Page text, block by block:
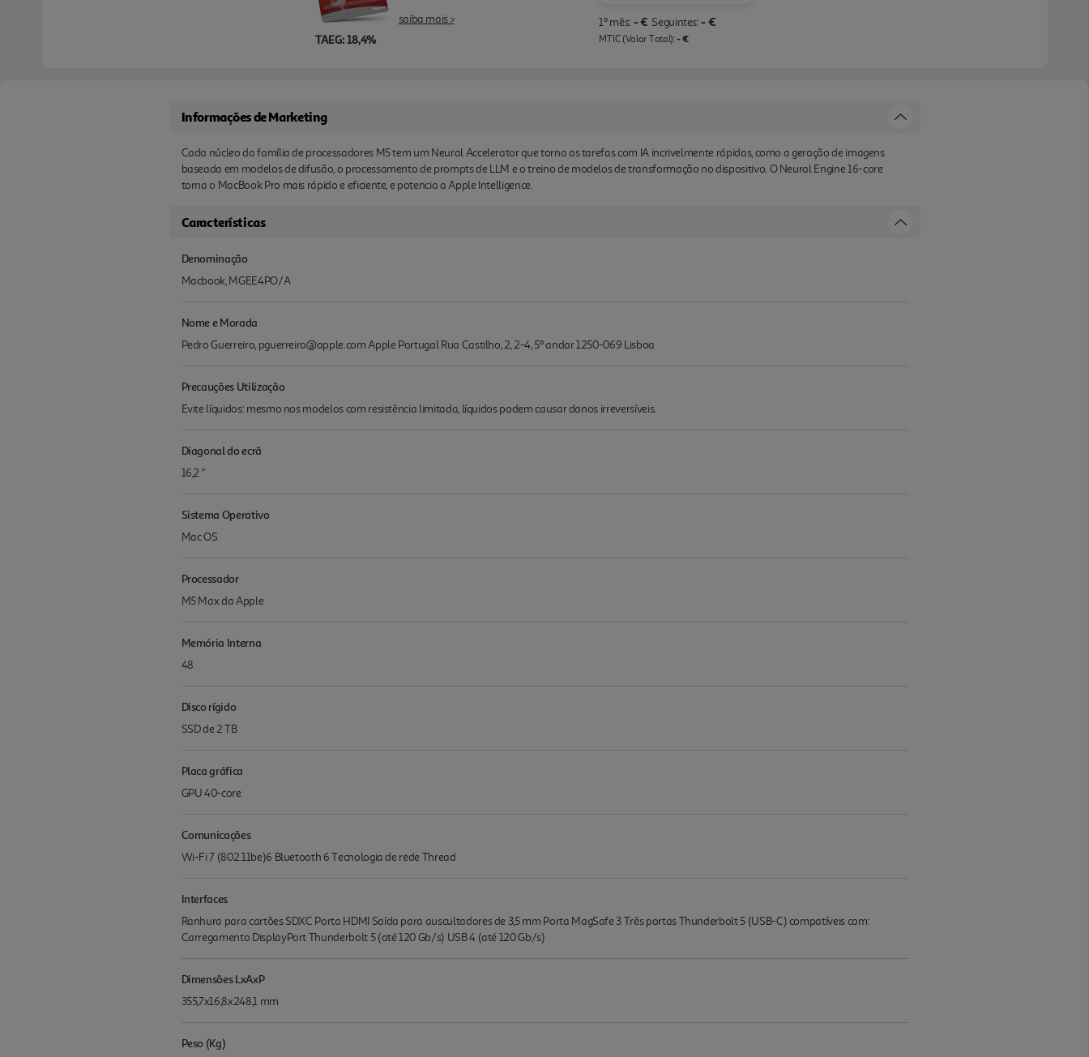
TAEG: 18,4%
saiba mais > 1º mês: - € Seguintes: - €
MTIC (Valor Total):- €
Informações de Marketing
Cada núcleo da família de proces­sadores M5 tem um Neural Accelerator que torna as tarefas com IA incrivelmente rápidas, como a geração de imagens
baseada em modelos de difusão, o proces­samento de prompts de LLM e o treino de modelos de transfor­mação no dispositivo. O Neural Engine 16-core
torna o MacBook Pro mais rápido e eficiente, e potencia a Apple Intelligence.
Características
Denominação
Macbook, MGEE4PO/A
Nome e Morada
Pedro Guerreiro, pguerreiro@apple.com Apple Portugal Rua Castilho, 2, 2-4, 5º andar 1250-069 Lisboa
Precauções Utilização
Evite líquidos: mesmo nos modelos com resistência limitada, líquidos podem causar danos irreversíveis.
Diagonal do ecrã
16,2 "
Sistema Operativo
Mac OS
Processador
M5 Max da Apple
Memória Interna
48
Disco rígido
SSD de 2 TB
Placa gráfica
GPU 40-core
Comunicações
Wi-Fi 7 (802.11be)6 Bluetooth 6 Tecnologia de rede Thread
Interfaces
Ranhura para cartões SDXC Porta HDMI Saída para auscultadores de 3,5 mm Porta MagSafe 3 Três portas Thunderbolt 5 (USB-C) compatíveis com:
Carrega­mento DisplayPort Thunderbolt 5 (até 120 Gb/s) USB 4 (até 120 Gb/s)
Dimensões LxAxP
355,7x16,8x248,1 mm
Peso (Kg)